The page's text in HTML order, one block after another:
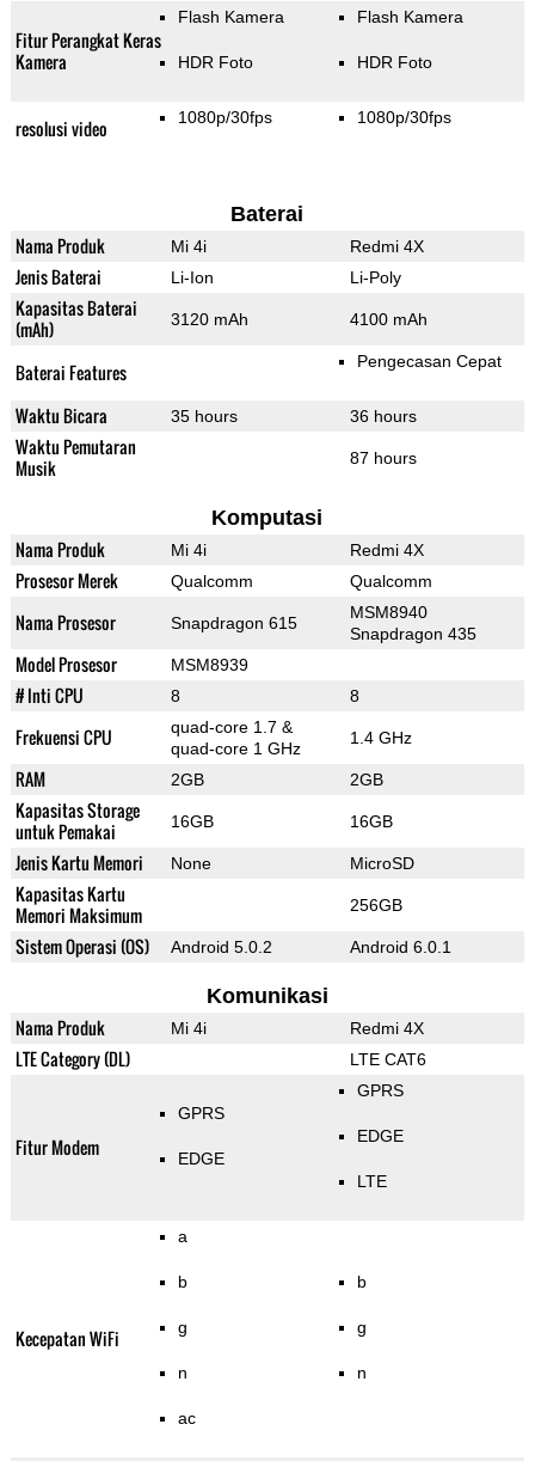
Fitur Perangkat Keras
Kamera
Flash Kamera
HDR Foto
Flash Kamera
HDR Foto
resolusi video 1080p/30fps 1080p/30fps
Baterai
Nama Produk Mi 4i Redmi 4X
Jenis Baterai Li-Ion Li-Poly
Kapasitas Baterai
(mAh)
3120 mAh 4100 mAh
Baterai Features Pengecasan Cepat
Waktu Bicara 35 hours 36 hours
Waktu Pemutaran
Musik
87 hours
Komputasi
Nama Produk Mi 4i Redmi 4X
Prosesor Merek Qualcomm Qualcomm
Nama Prosesor Snapdragon 615
MSM8940
Snapdragon 435
Model Prosesor MSM8939
# Inti CPU 8 8
Frekuensi CPU
quad-core 1.7 &
quad-core 1 GHz
1.4 GHz
RAM 2GB 2GB
Kapasitas Storage
untuk Pemakai
16GB 16GB
Jenis Kartu Memori None MicroSD
Kapasitas Kartu
Memori Maksimum
256GB
Sistem Operasi (OS) Android 5.0.2 Android 6.0.1
Komunikasi
Nama Produk Mi 4i Redmi 4X
LTE Category (DL) LTE CAT6
Fitur Modem
GPRS
EDGE
GPRS
EDGE
LTE
Kecepatan WiFi
a
b
g
n
ac
b
g
n